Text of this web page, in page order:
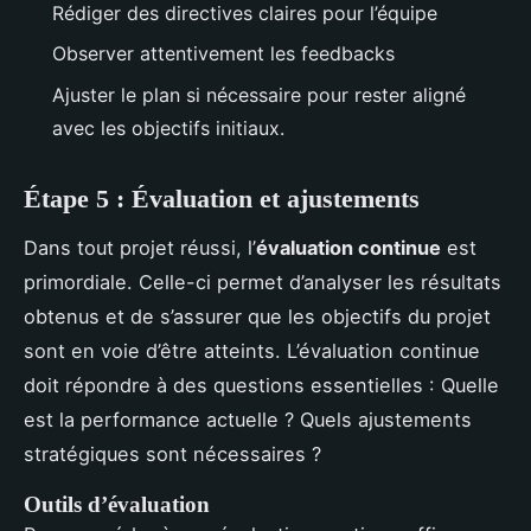
Rédiger des directives claires pour l’équipe
Observer attentivement les feedbacks
Ajuster le plan si nécessaire pour rester aligné
avec les objectifs initiaux.
Étape 5 : Évaluation et ajustements
Dans tout projet réussi, l’évaluation continue est
primordiale. Celle-ci permet d’analyser les résultats
obtenus et de s’assurer que les objectifs du projet
sont en voie d’être atteints. L’évaluation continue
doit répondre à des questions essentielles : Quelle
est la performance actuelle ? Quels ajustements
stratégiques sont nécessaires ?
Outils d’évaluation